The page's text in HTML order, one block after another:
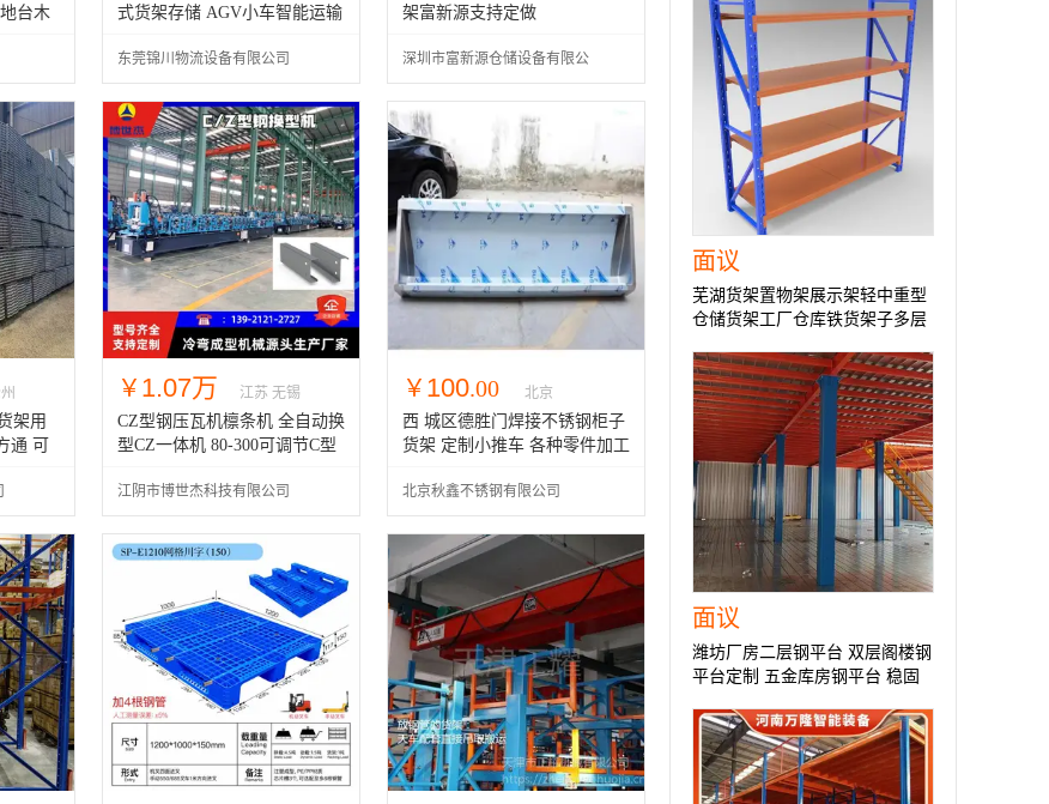
台木
式货架存储 AGV小车智能运输
东莞锦川物流设备有限公司
架富新源支持定做
深圳市富新源仓储设备有限公
司
架用
通 可
￥ 1.07万 江苏 无锡
CZ型钢压瓦机檩条机 全自动换
型CZ一体机 80-300可调节C型
江阴市博世杰科技有限公司
￥ 100.00 北京
西 城区德胜门焊接不锈钢柜子
货架 定制小推车 各种零件加工
北京秋鑫不锈钢有限公司
穿梭贯通廊货架子
面议
芜湖货架置物架展示架轻中重型
仓储货架工厂仓库铁货架子多层
式货架加厚工业角
面议
潍坊厂房二层钢平台 双层阁楼钢
平台定制 五金库房钢平台 稳固